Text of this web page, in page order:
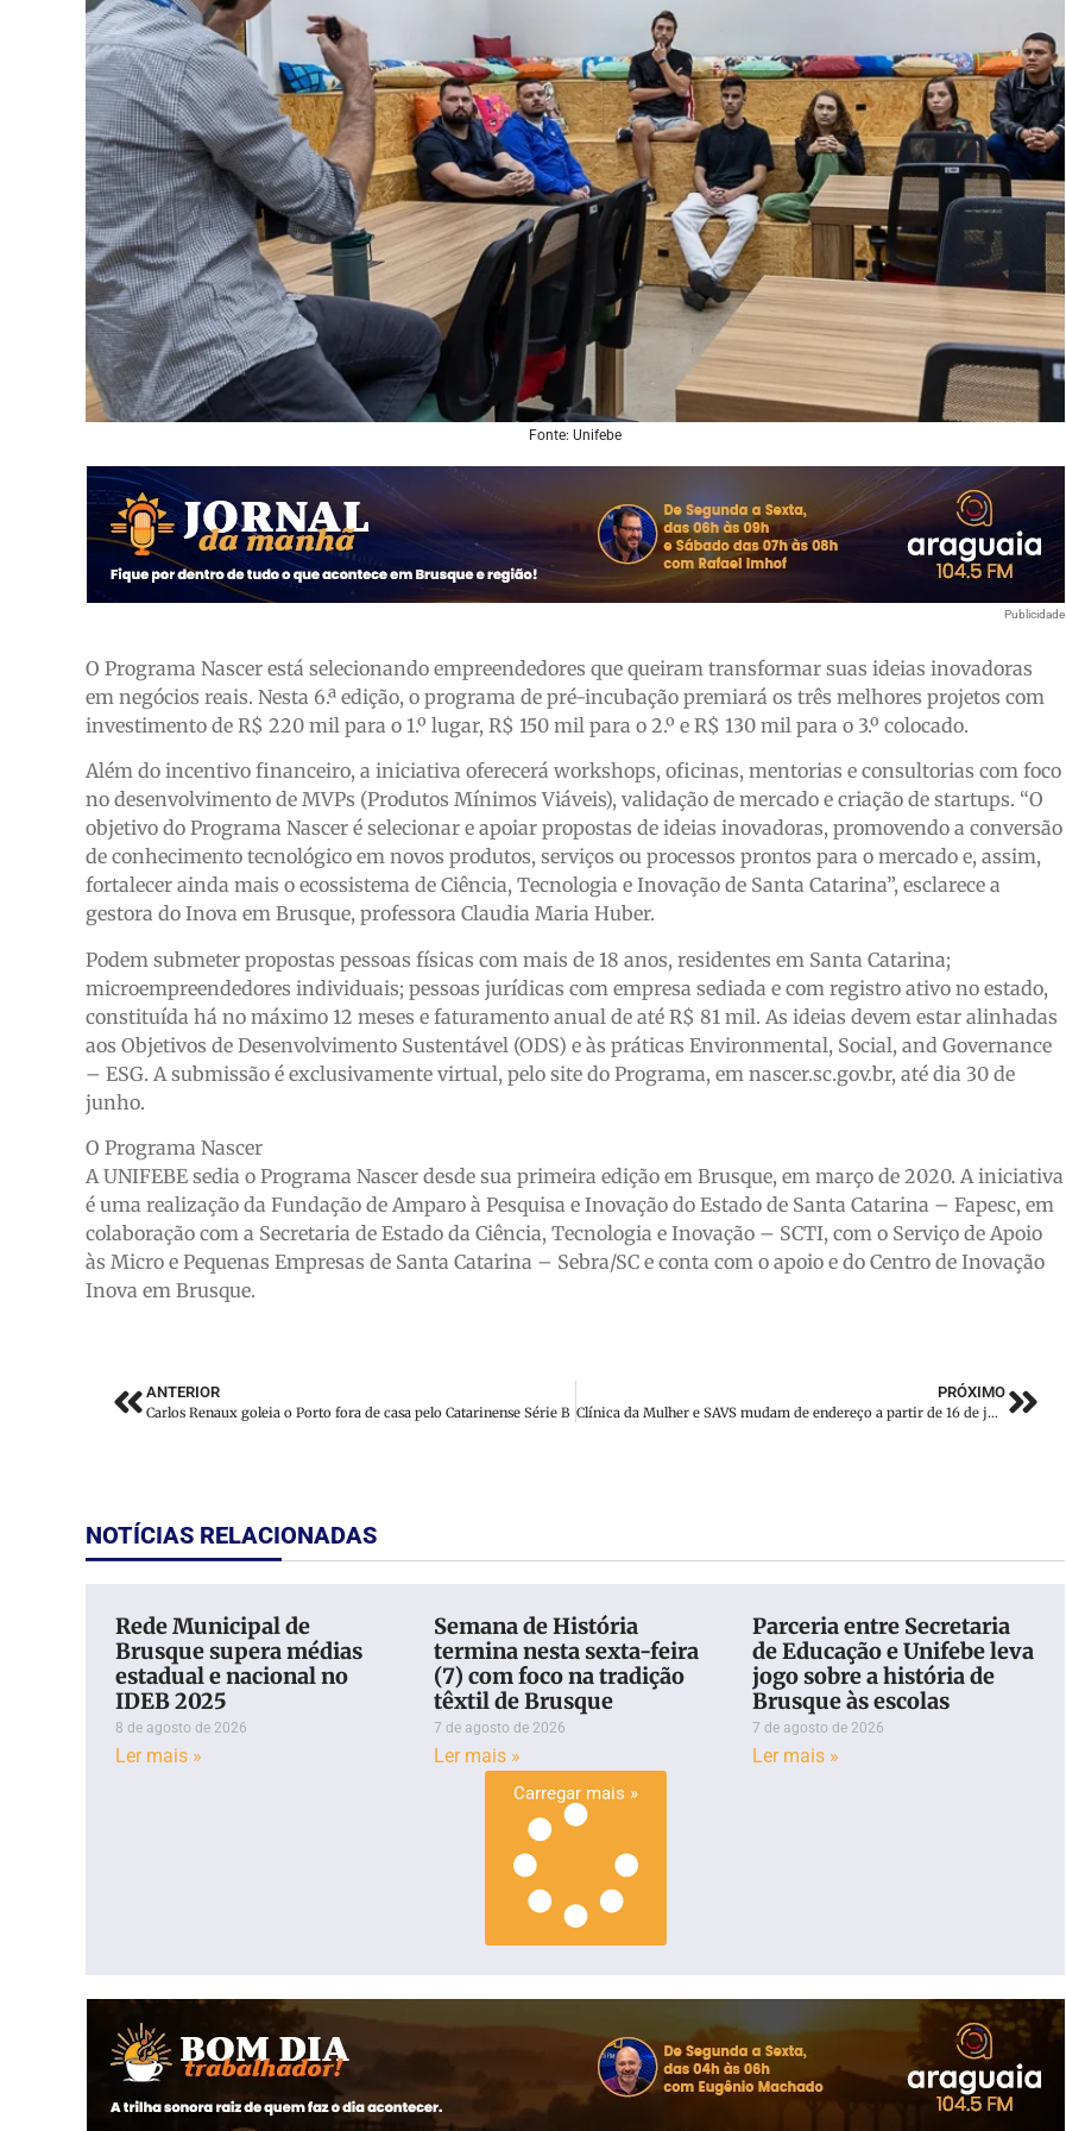
Fonte: Unifebe
Publicidade
O Programa Nascer está selecionando empreendedores que queiram transformar suas ideias inovadoras
em negócios reais. Nesta 6.ª edição, o programa de pré-incubação premiará os três melhores projetos com
investimento de R$ 220 mil para o 1.º lugar, R$ 150 mil para o 2.º e R$ 130 mil para o 3.º colocado.
Além do incentivo financeiro, a iniciativa oferecerá workshops, oficinas, mentorias e consultorias com foco
no desenvolvimento de MVPs (Produtos Mínimos Viáveis), validação de mercado e criação de startups. “O
objetivo do Programa Nascer é selecionar e apoiar propostas de ideias inovadoras, promovendo a conversão
de conhecimento tecnológico em novos produtos, serviços ou processos prontos para o mercado e, assim,
fortalecer ainda mais o ecossistema de Ciência, Tecnologia e Inovação de Santa Catarina”, esclarece a
gestora do Inova em Brusque, professora Claudia Maria Huber.
Podem submeter propostas pessoas físicas com mais de 18 anos, residentes em Santa Catarina;
microempreendedores individuais; pessoas jurídicas com empresa sediada e com registro ativo no estado,
constituída há no máximo 12 meses e faturamento anual de até R$ 81 mil. As ideias devem estar alinhadas
aos Objetivos de Desenvolvimento Sustentável (ODS) e às práticas Environmental, Social, and Governance
– ESG. A submissão é exclusivamente virtual, pelo site do Programa, em nascer.sc.gov.br, até dia 30 de
junho.
O Programa Nascer
A UNIFEBE sedia o Programa Nascer desde sua primeira edição em Brusque, em março de 2020. A iniciativa
é uma realização da Fundação de Amparo à Pesquisa e Inovação do Estado de Santa Catarina – Fapesc, em
colaboração com a Secretaria de Estado da Ciência, Tecnologia e Inovação – SCTI, com o Serviço de Apoio
às Micro e Pequenas Empresas de Santa Catarina – Sebra/SC e conta com o apoio e do Centro de Inovação
Inova em Brusque.
ANTERIOR
Carlos Renaux goleia o Porto fora de casa pelo Catarinense Série B
PRÓXIMO
Clínica da Mulher e SAVS mudam de endereço a partir de 16 de junho em Brusque
NOTÍCIAS RELACIONADAS
Rede Municipal de
Brusque supera médias
estadual e nacional no
IDEB 2025
8 de agosto de 2026
Ler mais »
Semana de História
termina nesta sexta-feira
(7) com foco na tradição
têxtil de Brusque
7 de agosto de 2026
Ler mais »
Parceria entre Secretaria
de Educação e Unifebe leva
jogo sobre a história de
Brusque às escolas
7 de agosto de 2026
Ler mais »
Carregar mais »